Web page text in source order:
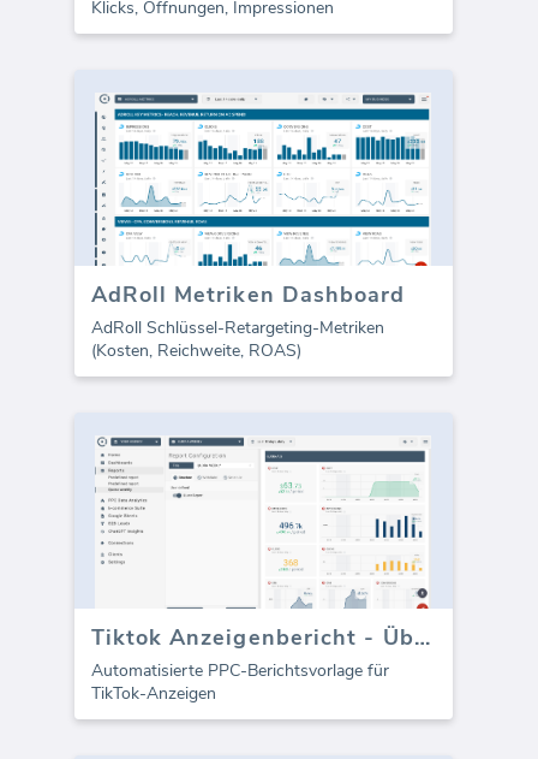
Klicks, Öffnungen, Impressionen
AdRoll Metriken Dashboard
AdRoll Schlüssel-Retargeting-Metriken
(Kosten, Reichweite, ROAS)
Tiktok Anzeigenbericht - Überblick
Automatisierte PPC-Berichtsvorlage für
TikTok-Anzeigen